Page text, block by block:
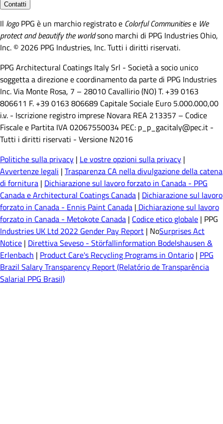
Contatti
Il logoPPG è un marchio registrato e Colorful Communitiese We
protect and beautify the worldsono marchi di PPG Industries Ohio,
Inc. © 2026 PPG Industries, Inc. Tutti i diritti riservati.
PPG Architectural Coatings Italy Srl - Società a socio unico
soggetta a direzione e coordinamento da parte di PPG Industries
Inc. Via Monte Rosa, 7 – 28010 Cavallirio (NO) T. +39 0163
806611 F. +39 0163 806689 Capitale Sociale Euro 5.000.000,00
i.v. - Iscrizione registro imprese Novara REA 213357 – Codice
Fiscale e Partita IVA 02067550034 PEC: p_p_gacitaly@pec.it -
Tutti i diritti riservati - Versione N2016
Politiche sulla privacy | Le vostre opzioni sulla privacy |
Avvertenze legali | Trasparenza CA nella divulgazione della catena
di fornitura | Dichiarazione sul lavoro forzato in Canada - PPG
Canada e Architectural Coatings Canada | Dichiarazione sul lavoro
forzato in Canada - Ennis Paint Canada | Dichiarazione sul lavoro
forzato in Canada - Metokote Canada | Codice etico globale | PPG
Industries UK Ltd 2022 Gender Pay Report | NoSurprises Act
Notice | Direttiva Seveso - Störfallinformation Bodelshausen &
Erlenbach | Product Care's Recycling Programs in Ontario | PPG
Brazil Salary Transparency Report (Relatório de Transparência
Salarial PPG Brasil)